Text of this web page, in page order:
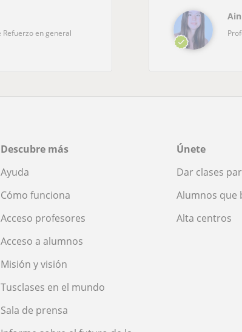
Refuerzo en general
Descubre más
Ayuda
Cómo funciona
Acceso profesores
Acceso a alumnos
Misión y visión
Tusclases en el mundo
Sala de prensa
Únete
Dar clases
Alumnos que
Alta centros